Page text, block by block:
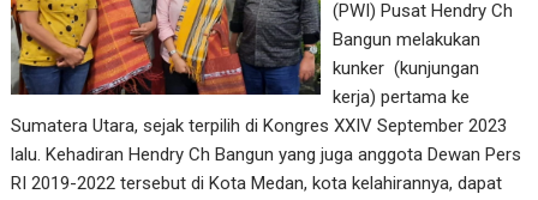
(PWI) Pusat Hendry Ch
Bangun melakukan
kunker (kunjungan
kerja) pertama ke
Sumatera Utara, sejak terpilih di Kongres XXIV September 2023
lalu. Kehadiran Hendry Ch Bangun yang juga anggota Dewan Pers
RI 2019-2022 tersebut di Kota Medan, kota kelahirannya, dapat